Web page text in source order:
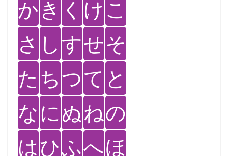
かき く けこ
さ しすせそ
た ちつて と
なにぬねの
はひふへほ